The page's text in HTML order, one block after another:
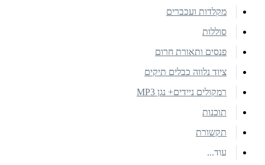
מקלדות ועכברים
סוללות
פנסים ותאורת חרום
ציוד נלווה כבלים תיקים
רמקולים ניידים+ נגן MP3
תוכנות
תקשורת
עוד...